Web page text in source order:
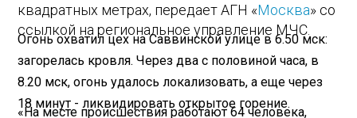
квадратных метрах, передает АГН «Москва» со
ссылкой на региональное управление МЧС.
Огонь охватил цех на Саввинской улице в 6.50 мск:
загорелась кровля. Через два с половиной часа, в
8.20 мск, огонь удалось локализовать, а еще через
18 минут - ликвидировать открытое горение.
«На месте происшествия работают 64 человека,